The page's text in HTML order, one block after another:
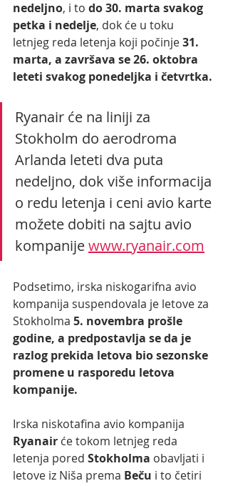
nedeljno, i to do 30. marta svakog
petka i nedelje, dok će u toku
letnjeg reda letenja koji počinje 31.
marta, a završava se 26. oktobra
leteti svakog ponedeljka i četvrtka.
Ryanair će na liniji za
Stokholm do aerodroma
Arlanda leteti dva puta
nedeljno, dok više informacija
o redu letenja i ceni avio karte
možete dobiti na sajtu avio
kompanije www.ryanair.com
Podsetimo, irska niskogarifna avio
kompanija suspendovala je letove za
Stokholma 5. novembra prošle
godine, a predpostavlja se da je
razlog prekida letova bio sezonske
promene u rasporedu letova
kompanije.
Irska niskotafina avio kompanija
Ryanair će tokom letnjeg reda
letenja pored Stokholma obavljati i
letove iz Niša prema Beču i to četiri